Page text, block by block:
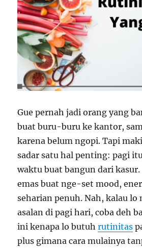
Gue pernah jadi orang yang
buat buru-buru ke kantor,
karena belum ngopi. Tapi
sadar satu hal penting: pagi
waktu buat bangun dari
emas buat nge-set mood,
seharian penuh. Nah, kalau lo
asalan di pagi hari, coba deh
ini kenapa lo butuhrutinitas
plus gimana cara mulainya